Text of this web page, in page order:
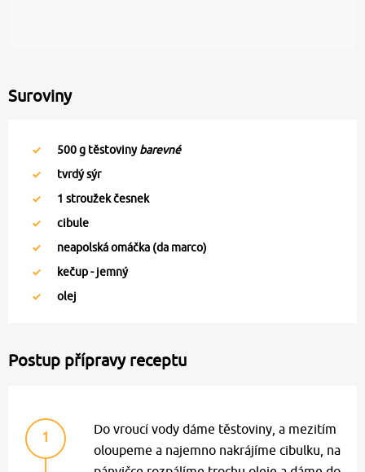
Suroviny
500g těstovinybarevné
tvrdý sýr
1 stroužek česnek
cibule
neapolská omáčka (da marco)
kečup - jemný
olej
Postup přípravy receptu
1
Do vroucí vody dáme těstoviny, a mezitím
oloupeme a najemno nakrájíme cibulku, na